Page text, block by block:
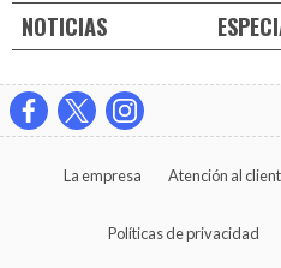
NOTICIAS
La empresa Atención al
Políticas de privacidad